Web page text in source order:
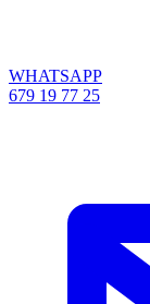
WHATSAPP
679 19 77 25